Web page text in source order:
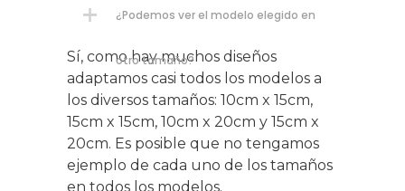
¿Podemos ver el modelo elegido en
otro tamaño?
Sí, como hay muchos diseños
adaptamos casi todos los modelos a
los diversos tamaños: 10cm x 15cm,
15cm x 15cm, 10cm x 20cm y 15cm x
20cm. Es posible que no tengamos
ejemplo de cada uno de los tamaños
en todos los modelos.